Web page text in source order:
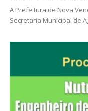
A Prefeitura de Nova
Secretaria Municipal de